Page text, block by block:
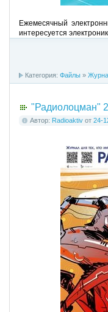
Ежемесячный
интересуется
Категория: Файлы »
"Радиолоцман"
Автор: Radioaktiv от 24-